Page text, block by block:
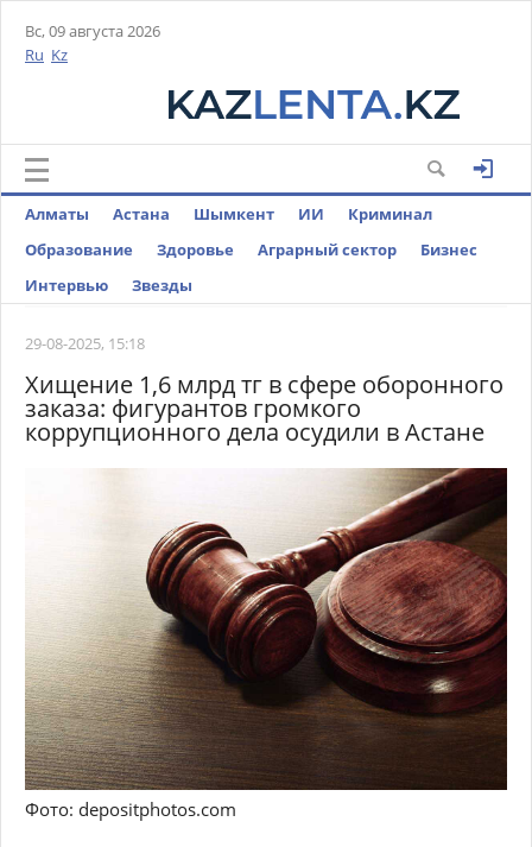
Вс, 09 августа 2026
Ru Kz
Алматы Астана Шымкент ИИ
Криминал
Образование
Здоровье Аграрный сектор
Бизнес
Интервью
Звезды
29-08-2025, 15:18
Хищение 1,6 млрд тг в сфере оборонного
заказа: фигурантов громкого
коррупционного дела осудили в Астане
Фото: depositphotos.com